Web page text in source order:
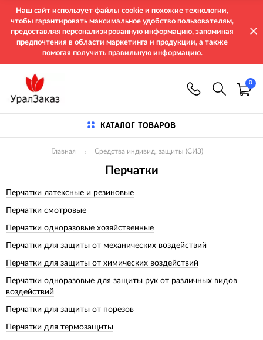
Наш сайт использует файлы cookie и похожие технологии,
чтобы гарантировать максимальное удобство пользователям,
предоставляя персонализированную информацию, запоминая
предпочтения в области маркетинга и продукции, а также
помогая получить правильную информацию.
0
КАТАЛОГ ТОВАРОВ
Главная Средства индивид. защиты (СИЗ)
Перчатки
Перчатки латексные и резиновые
Перчатки смотровые
Перчатки одноразовые хозяйственные
Перчатки для защиты от механических воздействий
Перчатки для защиты от химических воздействий
Перчатки одноразовые для защиты рук от различных видов
воздействий
Перчатки для защиты от порезов
Перчатки для термозащиты